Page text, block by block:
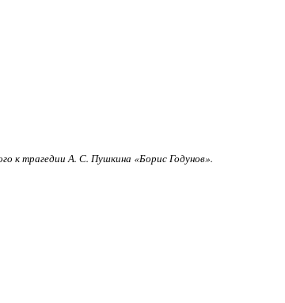
к трагедии А. С. Пушкина «Борис Годунов».